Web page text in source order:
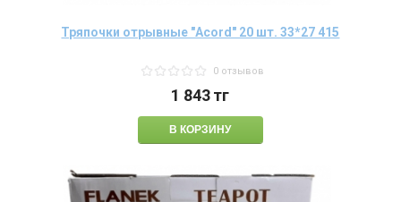
Тряпочки отрывные "Acord" 20 шт. 33*27 415
0 отзывов
1 843тг